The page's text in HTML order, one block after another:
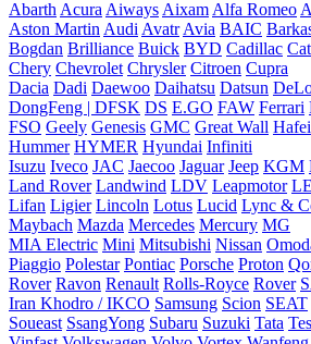
Abarth Acura Aiways Aixam Alfa Romeo
Aston Martin Audi Avatr Avia BAIC
Bogdan Brilliance Buick BYD Cadillac
Chery Chevrolet Chrysler Citroen Cupra
Dacia Dadi Daewoo Daihatsu Datsun
DongFeng | DFSK DS E.GO FAW Ferrari
FSO Geely Genesis GMC Great Wall Hafei
Hummer HYMER Hyundai Infiniti
Isuzu Iveco JAC Jaecoo Jaguar Jeep KGM
Land Rover Landwind LDV Leapmotor
Lifan Ligier Lincoln Lotus Lucid Lync &
Maybach Mazda Mercedes Mercury MG
MIA Electric Mini Mitsubishi Nissan
Piaggio Polestar Pontiac Porsche Proton
Rover Ravon Renault Rolls-Royce Rover
Iran Khodro / IKCO Samsung Scion SEAT
Soueast SsangYong Subaru Suzuki Tata